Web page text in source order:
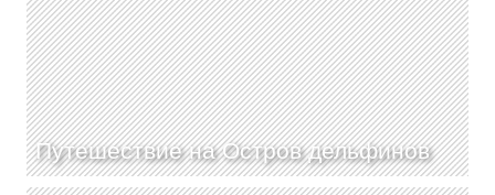
Путешествие на Остров дельфинов